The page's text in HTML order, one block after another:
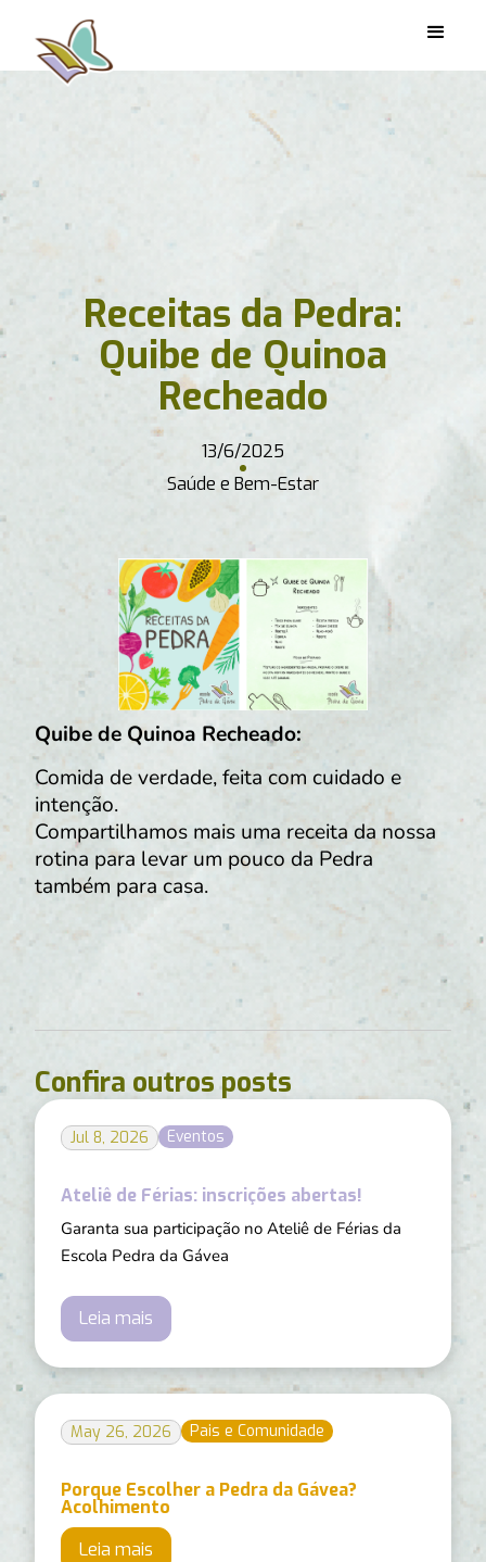
Receitas da Pedra:
Quibe de Quinoa
Recheado
13/6/2025
Saúde e Bem-Estar
Quibe de Quinoa Recheado:
Comida de verdade, feita com cuidado e
intenção.
Compartilhamos mais uma receita da nossa
rotina para levar um pouco da Pedra
também para casa.
Confira outros posts
Jul 8, 2026 Eventos
Ateliê de Férias: inscrições abertas!
Garanta sua participação no Ateliê de Férias da
Escola Pedra da Gávea
Leia mais
May 26, 2026 Pais e Comunidade
Porque Escolher a Pedra da Gávea?
Acolhimento
Leia mais